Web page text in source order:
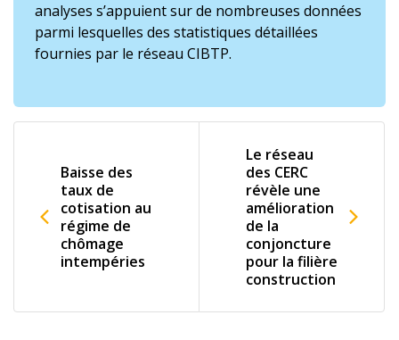
analyses s’appuient sur de nombreuses données
parmi lesquelles des statistiques détaillées
fournies par le réseau CIBTP.
Baisse des
taux de
cotisation au
régime de
chômage
intempéries
Le réseau
des CERC
révèle une
amélioration
de la
conjoncture
pour la filière
construction